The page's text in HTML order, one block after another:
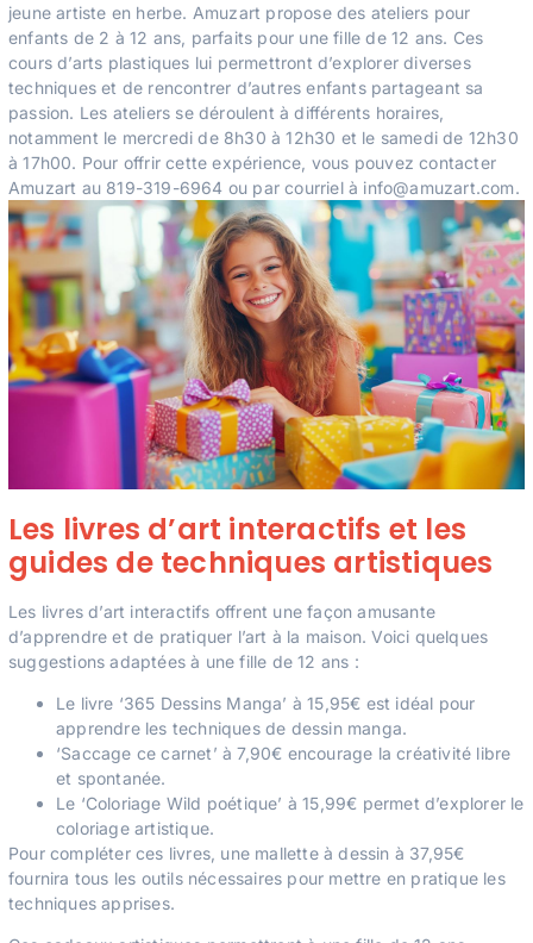
jeune artiste en herbe. Amuzart propose des ateliers pour
enfants de 2 à 12 ans, parfaits pour une fille de 12 ans. Ces
cours d’arts plastiques lui permettront d’explorer diverses
techniques et de rencontrer d’autres enfants partageant sa
passion. Les ateliers se déroulent à différents horaires,
notamment le mercredi de 8h30 à 12h30 et le samedi de 12h30
à 17h00. Pour offrir cette expérience, vous pouvez contacter
Amuzart au 819-319-6964 ou par courriel à info@amuzart.com.
Les livres d’art interactifs et les
guides de techniques artistiques
Les livres d’art interactifs offrent une façon amusante
d’apprendre et de pratiquer l’art à la maison. Voici quelques
suggestions adaptées à une fille de 12 ans :
Le livre ‘365 Dessins Manga’ à 15,95€ est idéal pour
apprendre les techniques de dessin manga.
‘Saccage ce carnet’ à 7,90€ encourage la créativité libre
et spontanée.
Le ‘Coloriage Wild poétique’ à 15,99€ permet d’explorer le
coloriage artistique.
Pour compléter ces livres, une mallette à dessin à 37,95€
fournira tous les outils nécessaires pour mettre en pratique les
techniques apprises.